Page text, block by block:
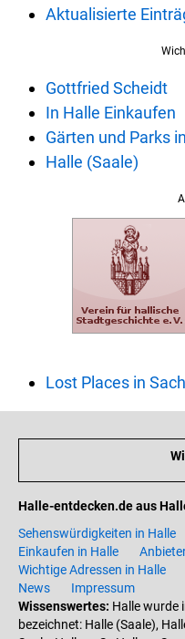
Aktualisierte
Gottfried Scheidt
In Halle Einkaufen
Gärten und Parks
Halle (Saale)
Lost Places in
Halle-entdecken.de aus
Sehenswürdigkeiten in Halle
Einkaufen in Halle
Wichtige Adressen in Halle
News
Impressum
Wissenswertes: Halle wurde
bezeichnet: Halle (Saale),